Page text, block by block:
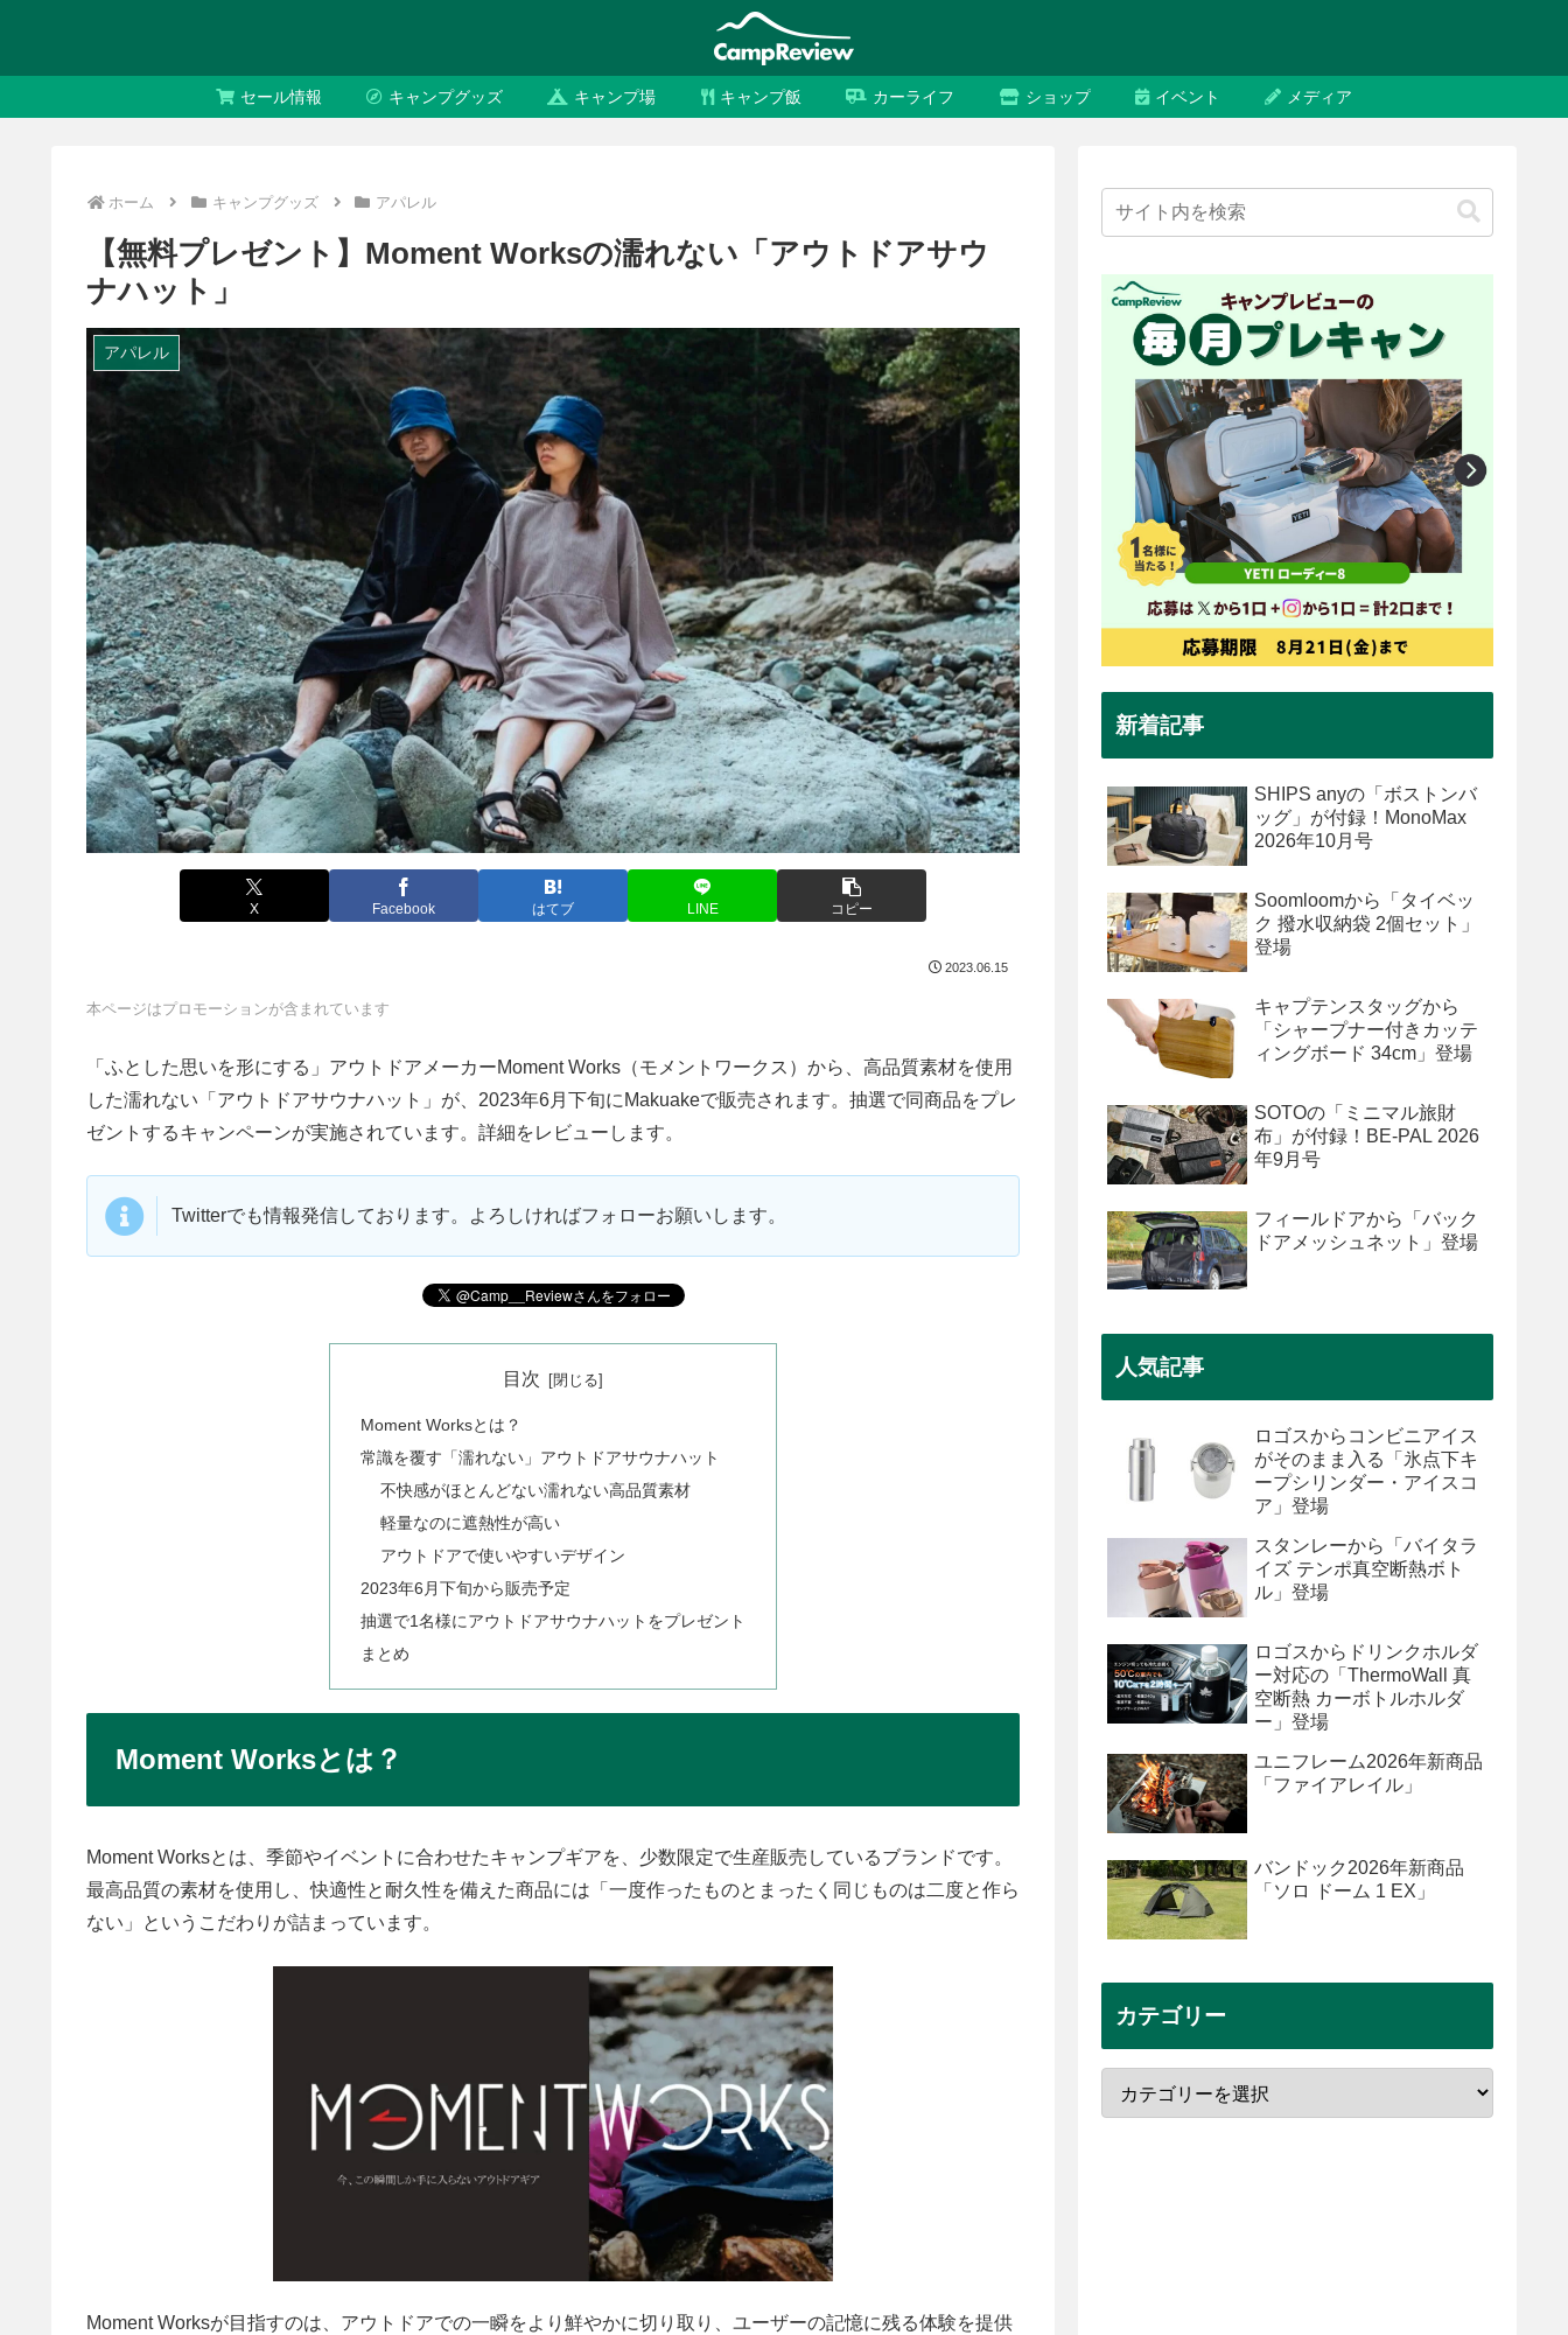
セール情報 キャンプグッズ キャンプ場 キャンプ飯 カーライフ ショップ イベント メディア
ホーム キャンプグッズ アパレル
【無料プレゼント】Moment Worksの濡れない「アウトドアサウ
ナハット」
アパレル
X Facebook はてブ LINE コピー
2023.06.15
本ページはプロモーションが含まれています
「ふとした思いを形にする」アウトドアメーカーMoment Works（モメントワークス）から、高品質素材を使用
した濡れない「アウトドアサウナハット」が、2023年6月下旬にMakuakeで販売されます。抽選で同商品をプレ
ゼントするキャンペーンが実施されています。詳細をレビューします。
Twitterでも情報発信しております。よろしければフォローお願いします。
目次
Moment Worksとは？
常識を覆す「濡れない」アウトドアサウナハット
不快感がほとんどない濡れない高品質素材
軽量なのに遮熱性が高い
アウトドアで使いやすいデザイン
2023年6月下旬から販売予定
抽選で1名様にアウトドアサウナハットをプレゼント
まとめ
Moment Worksとは？
Moment Worksとは、季節やイベントに合わせたキャンプギアを、少数限定で生産販売しているブランドです。
最高品質の素材を使用し、快適性と耐久性を備えた商品には「一度作ったものとまったく同じものは二度と作ら
ない」というこだわりが詰まっています。
Moment Worksが目指すのは、アウトドアでの一瞬をより鮮やかに切り取り、ユーザーの記憶に残る体験を提供
新着記事
SHIPS anyの「ボストンバ
ッグ」が付録！MonoMax
2026年10月号
Soomloomから「タイベッ
ク 撥水収納袋 2個セット」
登場
キャプテンスタッグから
「シャープナー付きカッテ
ィングボード 34cm」登場
SOTOの「ミニマル旅財
布」が付録！BE-PAL 2026
年9月号
フィールドアから「バック
ドアメッシュネット」登場
人気記事
ロゴスからコンビニアイス
がそのまま入る「氷点下キ
ープシリンダー・アイスコ
ア」登場
スタンレーから「バイタラ
イズ テンポ真空断熱ボト
ル」登場
ロゴスからドリンクホルダ
ー対応の「ThermoWall 真
空断熱 カーボトルホルダ
ー」登場
ユニフレーム2026年新商品
「ファイアレイル」
バンドック2026年新商品
「ソロ ドーム 1 EX」
カテゴリー